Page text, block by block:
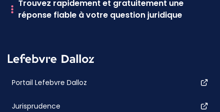
Trouvez rapidement et gratuitement une
réponse fiable à votre question juridique
Portail Lefebvre Dalloz
Jurisprudence